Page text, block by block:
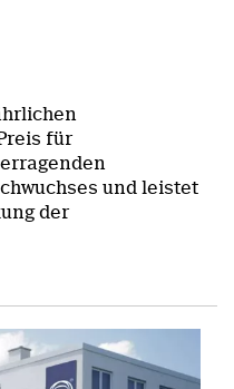
für
und leistet
der